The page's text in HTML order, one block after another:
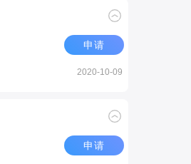
申请
2020-10-09
申请